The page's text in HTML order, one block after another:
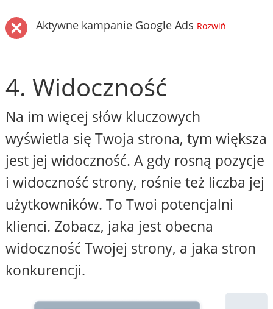
Aktywne kampanie Google Ads Rozwiń
4. Widoczność
Na im więcej słów kluczowych
wyświetla się Twoja strona, tym większa
jest jej widoczność. A gdy rosną pozycje
i widoczność strony, rośnie też liczba jej
użytkowników. To Twoi potencjalni
klienci. Zobacz, jaka jest obecna
widoczność Twojej strony, a jaka stron
konkurencji.